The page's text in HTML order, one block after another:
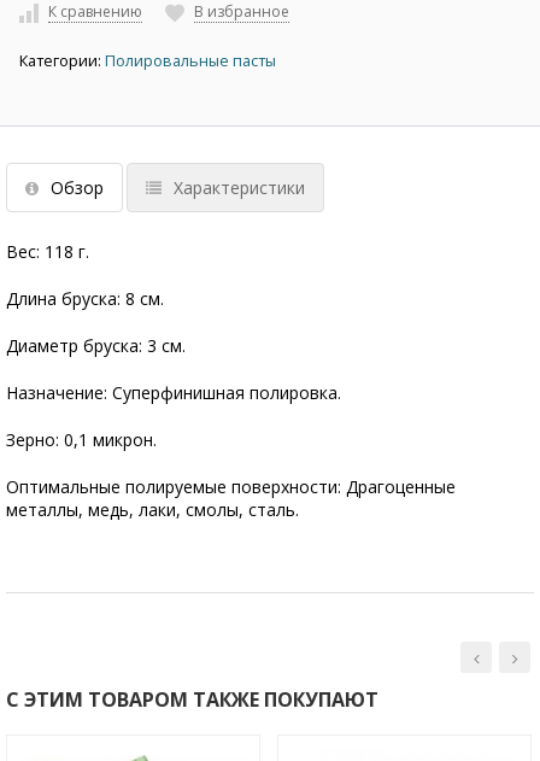
К сравнению В избранное
Категории: Полировальные пасты
Обзор Характеристики
Вес: 118 г.
Длина бруска: 8 см.
Диаметр бруска: 3 см.
Назначение: Суперфинишная полировка.
Зерно: 0,1 микрон.
Оптимальные полируемые поверхности: Драгоценные
металлы, медь, лаки, смолы, сталь.
С ЭТИМ ТОВАРОМ ТАКЖЕ ПОКУПАЮТ